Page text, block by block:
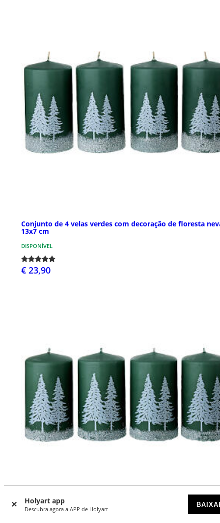
Holyart app
Descubra agora a APP de Holyart
Conjunto de 4 velas verdes com decoração de floresta
13x7 cm
DISPONÍVEL
€ 23,90
Conjunto 4 velas verdes decoração floresta nevada 10x6